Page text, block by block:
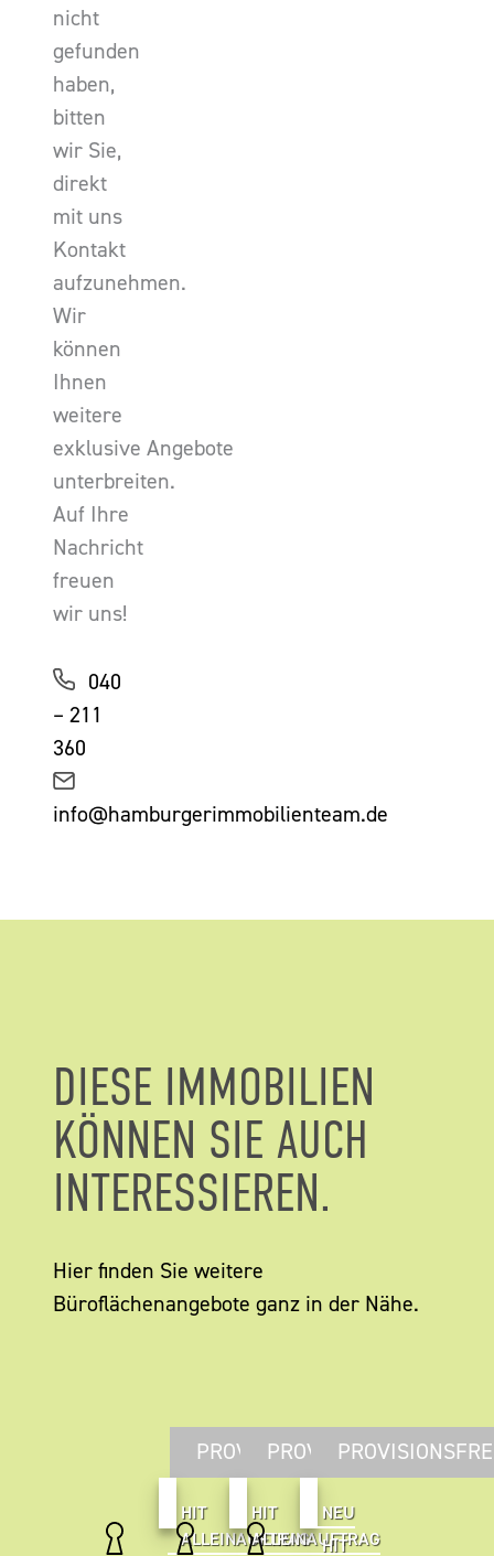
nicht
gefunden
haben,
bitten
wir Sie,
direkt
mit uns
Kontakt
aufzunehmen.
Wir
können
Ihnen
weitere
exklusive Angebote
unterbreiten.
Auf Ihre
Nachricht
freuen
wir uns!
040
– 211
360
info@hamburgerimmobilienteam.de
DIESE IMMOBILIEN
KÖNNEN SIE AUCH
INTERESSIEREN.
Hier finden Sie weitere
Büroflächenangebote ganz in der Nähe.
PROVISIONSFREI
HIT
ALLEINAUFTRAG
PROVISIONSFREI
HIT
ALLEINAUFTRAG
NEU
HIT